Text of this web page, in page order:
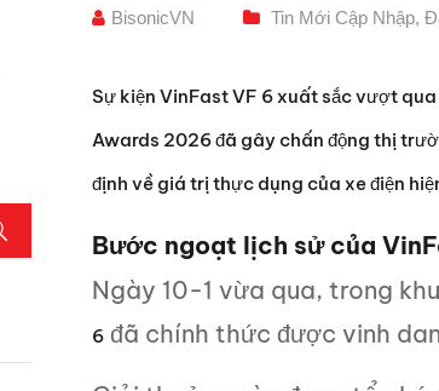
BisonicVN Tin Mới Cập Nhập,
Sự kiện VinFast VF 6 xuất sắc vượt
Awards 2026 đã gây chấn động thị
định về giá trị thực dụng của xe điện
Bước ngoạt lịch sử của
Ngày 10-1 vừa qua, trong
6đã chính thức được vinh